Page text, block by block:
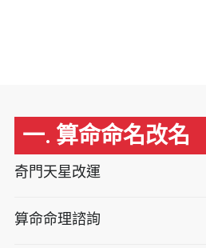
一. 算命命名改名
奇門天星改運
算命命理諮詢